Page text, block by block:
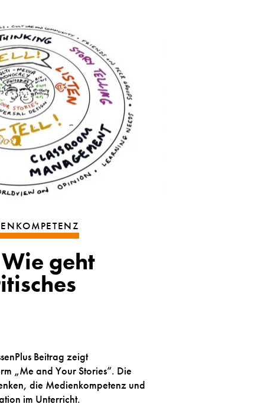
geht
Beitrag zeigt
„Me and Your Stories“. Die
die Medienkompetenz und
im Unterricht.